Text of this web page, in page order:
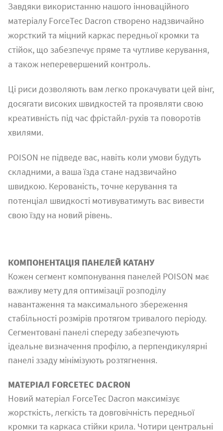
Завдяки використанню нашого інноваційного
матеріалу ForceTec Dacron створено надзвичайно
жорсткий та міцний каркас передньої кромки та
стійок, що забезпечує пряме та чутливе керування,
а також неперевершений контроль.
Ці риси дозволяють вам легко прокачувати цей вінг,
досягати високих швидкостей та проявляти свою
креативність під час фрістайл-рухів та поворотів
хвилями.
POISON не підведе вас, навіть коли умови будуть
складними, а ваша їзда стане надзвичайно
швидкою. Керованість, точне керування та
потенціал швидкості мотивуватимуть вас вивести
свою їзду на новий рівень.
КОМПОНЕНТАЦІЯ ПАНЕЛЕЙ КАТАНУ
Кожен сегмент компонування панелей POISON має
важливу мету для оптимізації розподілу
навантаження та максимального збереження
стабільності розмірів протягом тривалого періоду.
Сегментовані панелі спереду забезпечують
ідеальне визначення профілю, а перпендикулярні
панелі ззаду мінімізують розтягнення.
МАТЕРІАЛ FORCETEC DACRON
Новий матеріал ForceTec Dacron максимізує
жорсткість, легкість та довговічність передньої
кромки та каркаса стійки крила. Чотири центральні